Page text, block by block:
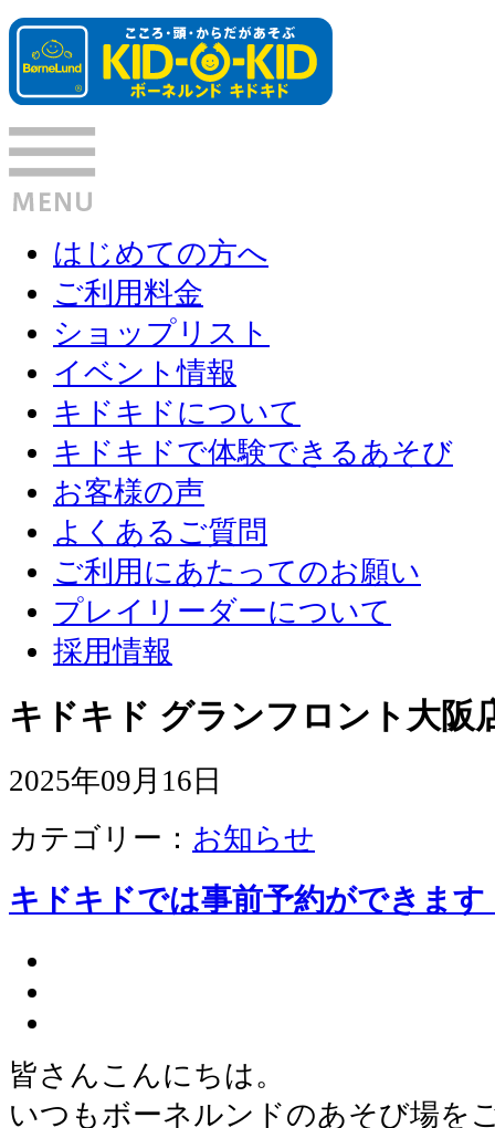
はじめての方へ
ご利用料金
ショップリスト
イベント情報
キドキドについて
キドキドで体験できるあそび
お客様の声
よくあるご質問
ご利用にあたってのお願い
プレイリーダーについて
採用情報
キドキド グランフロント大阪
2025年09月16日
カテゴリー： お知らせ
キドキドでは事前予約ができます
皆さんこんにちは。
いつもボーネルンドのあそび場を